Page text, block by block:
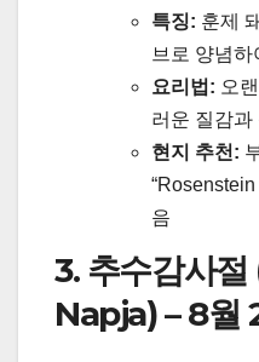
특징: 훈제
브로 양념하
요리법: 오
러운 질감과
현지 추천:
음
3. 추수감사
Napja) – 8월